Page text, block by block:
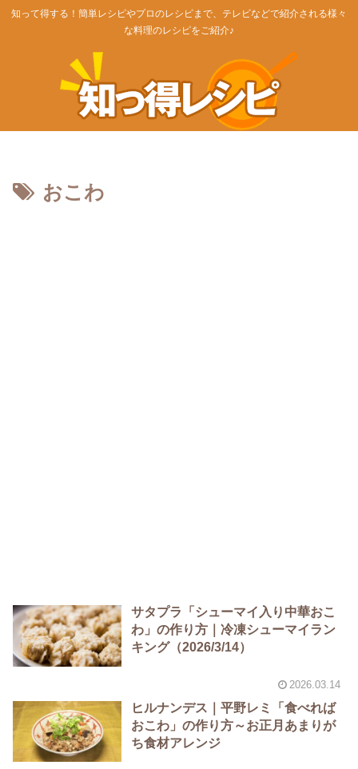
知って得する！簡単レシピやプロのレシピまで、テレビなどで紹介される様々
な料理のレシピをご紹介♪
おこわ
サタプラ「シューマイ入り中華おこ
わ」の作り方｜冷凍シューマイラン
キング（2026/3/14）
2026.03.14
ヒルナンデス｜平野レミ「食べれば
おこわ」の作り方～お正月あまりが
ち食材アレンジ